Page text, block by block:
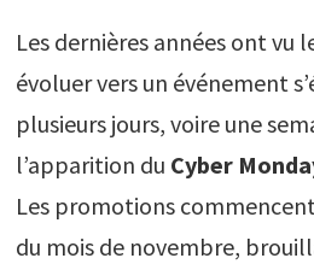
Les dernières années ont vu
évoluer vers un événement
plusieurs jours, voire une
l’apparition du Cyber
Les promotions
du mois de novembre,